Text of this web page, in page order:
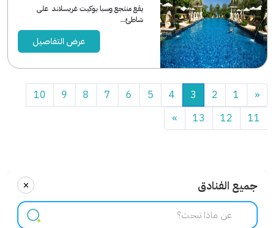
يقع منتجع وسبا بوكيت غريسلاند على
شاطئ...
عرض التفاصيل
«
1
2
3
4
5
6
7
8
9
10
11
12
13
»
جميع الفنادق ×